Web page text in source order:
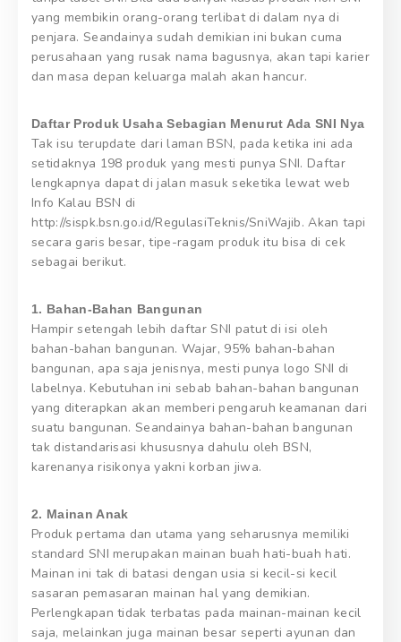
yang membikin orang-orang terlibat di dalam nya di
penjara. Seandainya sudah demikian ini bukan cuma
perusahaan yang rusak nama bagusnya, akan tapi karier
dan masa depan keluarga malah akan hancur.
Daftar Produk Usaha Sebagian Menurut Ada SNI Nya
Tak isu terupdate dari laman BSN, pada ketika ini ada
setidaknya 198 produk yang mesti punya SNI. Daftar
lengkapnya dapat di jalan masuk seketika lewat web
Info Kalau BSN di
http://sispk.bsn.go.id/RegulasiTeknis/SniWajib. Akan tapi
secara garis besar, tipe-ragam produk itu bisa di cek
sebagai berikut.
1. Bahan-Bahan Bangunan
Hampir setengah lebih daftar SNI patut di isi oleh
bahan-bahan bangunan. Wajar, 95% bahan-bahan
bangunan, apa saja jenisnya, mesti punya logo SNI di
labelnya. Kebutuhan ini sebab bahan-bahan bangunan
yang diterapkan akan memberi pengaruh keamanan dari
suatu bangunan. Seandainya bahan-bahan bangunan
tak distandarisasi khususnya dahulu oleh BSN,
karenanya risikonya yakni korban jiwa.
2. Mainan Anak
Produk pertama dan utama yang seharusnya memiliki
standard SNI merupakan mainan buah hati-buah hati.
Mainan ini tak di batasi dengan usia si kecil-si kecil
sasaran pemasaran mainan hal yang demikian.
Perlengkapan tidak terbatas pada mainan-mainan kecil
saja, melainkan juga mainan besar seperti ayunan dan